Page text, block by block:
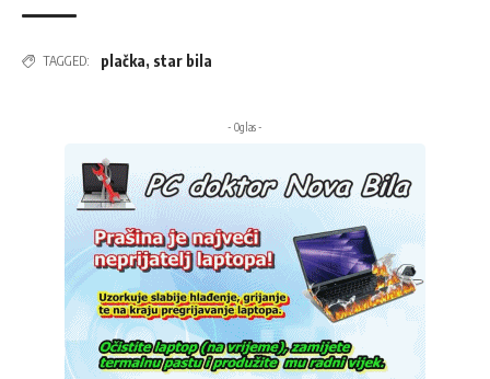
TAGGED: plačka, star bila
- Oglas -